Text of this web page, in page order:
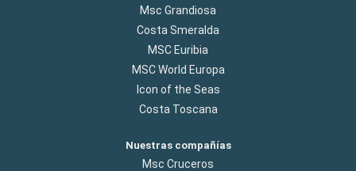
Msc Grandiosa
Costa Smeralda
MSC Euribia
MSC World Europa
Icon of the Seas
Costa Toscana
Nuestras compañías
Msc Cruceros